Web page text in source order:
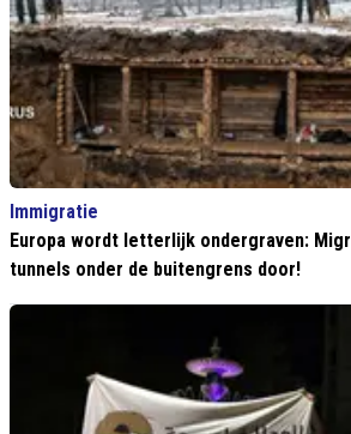
Immigratie
Europa wordt letterlijk ondergraven:
tunnels onder de buitengrens door!